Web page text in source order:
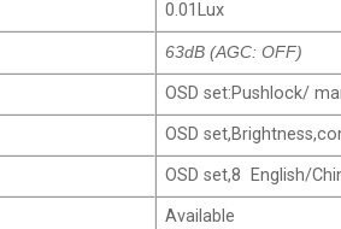
0.01Lux
63dB (AGC: OFF)
OSD set:Pushlock/
OSD
OSD set,8 English/
Available